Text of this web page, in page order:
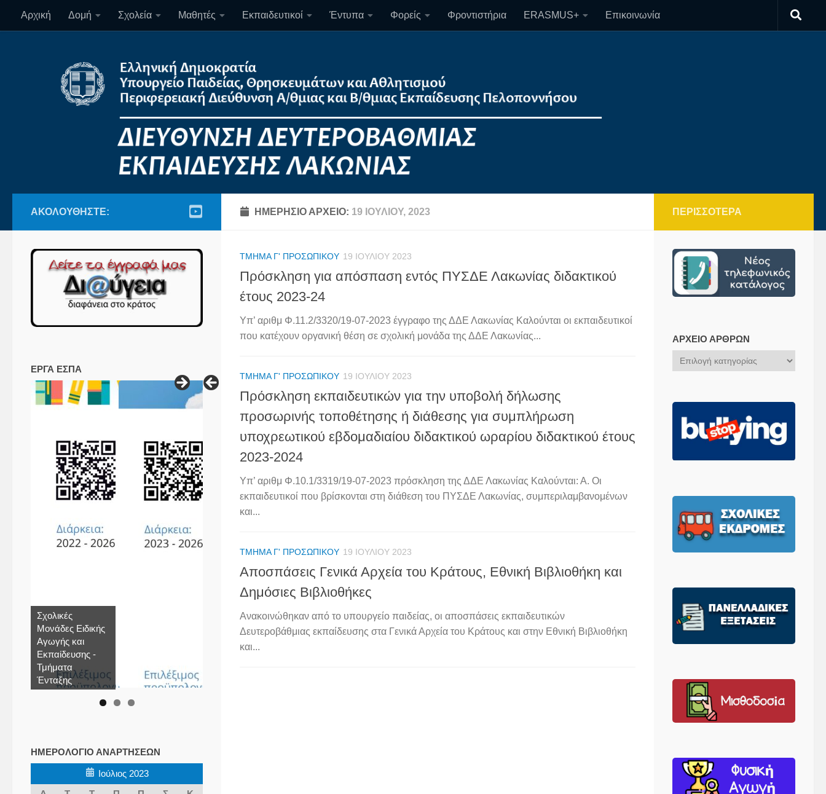
Skip to content
Αρχική Δομή Σχολεία Μαθητές Εκπαιδευτικοί Έντυπα Φορείς Φροντιστήρια ERASMUS+ Επικοινωνία
ΗΜΕΡΉΣΙΟ ΑΡΧΕΊΟ: 19 ΙΟΥΛΊΟΥ, 2023
ΤΜΉΜΑ Γ' ΠΡΟΣΩΠΙΚΟΎ 19 ΙΟΥΛΊΟΥ 2023
Πρόσκληση για απόσπαση εντός ΠΥΣΔΕ Λακωνίας διδακτικού
έτους 2023-24
Υπ’ αριθμ Φ.11.2/3320/19-07-2023 έγγραφο της ΔΔΕ Λακωνίας Καλούνται oι εκπαιδευτικοί
που κατέχουν οργανική θέση σε σχολική μονάδα της ΔΔΕ Λακωνίας...
ΤΜΉΜΑ Γ' ΠΡΟΣΩΠΙΚΟΎ 19 ΙΟΥΛΊΟΥ 2023
Πρόσκληση εκπαιδευτικών για την υποβολή δήλωσης
προσωρινής τοποθέτησης ή διάθεσης για συμπλήρωση
υποχρεωτικού εβδομαδιαίου διδακτικού ωραρίου διδακτικού έτους
2023-2024
Υπ’ αριθμ Φ.10.1/3319/19-07-2023 πρόσκληση της ΔΔΕ Λακωνίας Καλούνται: Α. Οι
εκπαιδευτικοί που βρίσκονται στη διάθεση του ΠΥΣΔΕ Λακωνίας, συμπεριλαμβανομένων
και...
ΤΜΉΜΑ Γ' ΠΡΟΣΩΠΙΚΟΎ 19 ΙΟΥΛΊΟΥ 2023
Αποσπάσεις Γενικά Αρχεία του Κράτους, Εθνική Βιβλιοθήκη και
Δημόσιες Βιβλιοθήκες
Ανακοινώθηκαν από το υπουργείο παιδείας, οι αποσπάσεις εκπαιδευτικών
Δευτεροβάθμιας εκπαίδευσης στα Γενικά Αρχεία του Κράτους και στην Εθνική Βιβλιοθήκη
και...
ΑΚΟΛΟΥΘΉΣΤΕ:
ΕΡΓΑ ΕΣΠΑ
Σχολικές
Μονάδες Ειδικής
Αγωγής και
Εκπαίδευσης -
Τμήματα
Ένταξης
ΗΜΕΡΟΛΌΓΙΟ ΑΝΑΡΤΉΣΕΩΝ
Ιούλιος 2023
ΠΕΡΙΣΣΌΤΕΡΑ
ΑΡΧΕΊΟ ΆΡΘΡΩΝ
Αρχείο
Άρθρων